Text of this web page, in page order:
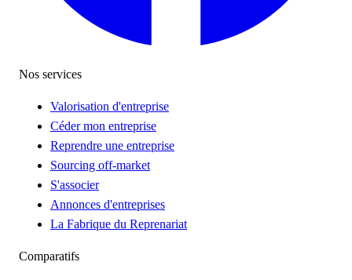
Nos services
Valorisation d'entreprise
Céder mon entreprise
Reprendre une entreprise
Sourcing off-market
S'associer
Annonces d'entreprises
La Fabrique du Reprenariat
Comparatifs